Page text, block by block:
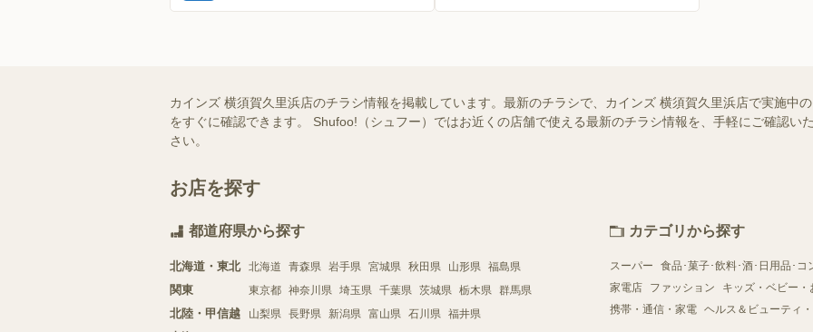
カインズ 横須賀久里浜店のチラシ情報を掲載しています。最新のチラシで、カインズ 横須賀久里浜店で実施中
をすぐに確認できます。 Shufoo!（シュフー）ではお近くの店舗で使える最新のチラシ情報を、手軽にご確認い
さい。
お店を探す
都道府県から探す
北海道・東北 北海道 青森県 岩手県 宮城県 秋田県 山形県 福島県
関東 東京都 神奈川県 埼玉県 千葉県 茨城県 栃木県 群馬県
北陸・甲信越 山梨県 長野県 新潟県 富山県 石川県 福井県
カテゴリから探す
スーパー
食品･菓子･飲料･酒･日用品･コ
家電店
ファッション
キッズ・ベビー・
携帯・通信・家電 ヘルス＆ビューティ